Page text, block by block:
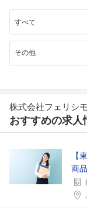
すべて
その他
株式会社フェリシモ
おすすめの求人
【
商